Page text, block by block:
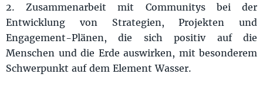
2. Zusammenarbeit mit Communitys bei der
Entwicklung von Strategien, Projekten und
Engagement-Plänen, die sich positiv auf die
Menschen und die Erde auswirken, mit besonderem
Schwerpunkt auf dem Element Wasser.